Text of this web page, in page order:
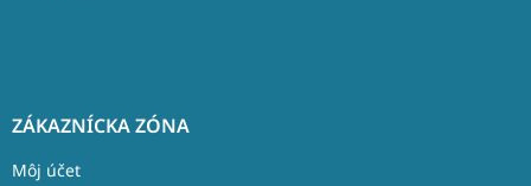
ZÁKAZNÍCKA ZÓNA
Môj účet